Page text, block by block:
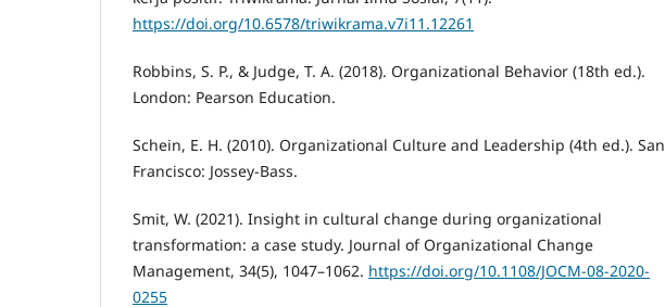
https://doi.org/10.6578/triwikrama.v7i11.12261
Robbins, S. P., & Judge, T. A. (2018). Organizational Behavior (18th ed.).
London: Pearson Education.
Schein, E. H. (2010). Organizational Culture and Leadership (4th ed.). San
Francisco: Jossey-Bass.
Smit, W. (2021). Insight in cultural change during organizational
transformation: a case study. Journal of Organizational Change
Management, 34(5), 1047–1062. https://doi.org/10.1108/JOCM-08-2020-
0255